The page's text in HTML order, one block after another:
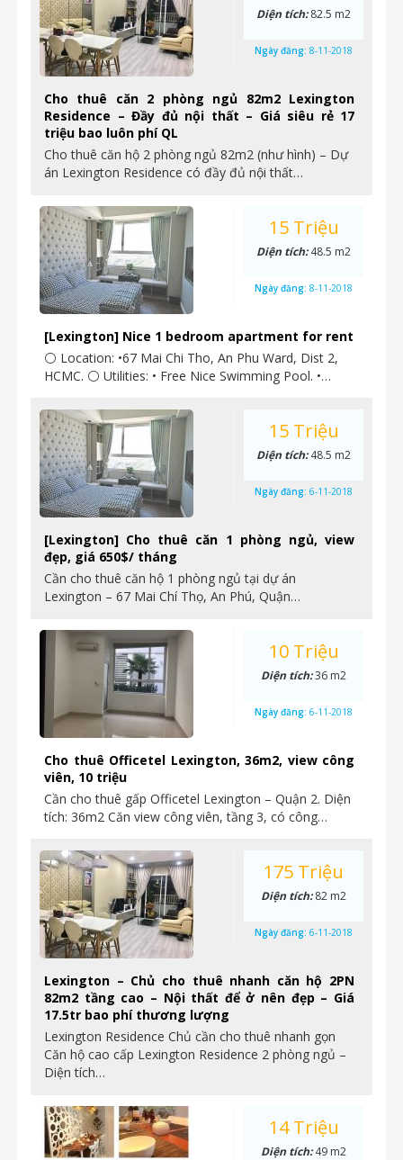
Cho thuê căn 2 phòng ngủ 82m2 Lexington
Residence – Đầy đủ nội thất – Giá siêu rẻ 17
triệu bao luôn phí QL
Cho thuê căn hộ 2 phòng ngủ 82m2 (như hình) – Dự
án Lexington Residence có đầy đủ nội thất…
Diện tích:82.5 m2
Ngày đăng: 8-11-2018
[Lexington] Nice 1 bedroom apartment for rent
⚪ Location: •67 Mai Chi Tho, An Phu Ward, Dist 2,
HCMC. ⚪ Utilities: • Free Nice Swimming Pool. •…
15 Triệu
Diện tích:48.5 m2
Ngày đăng: 8-11-2018
[Lexington] Cho thuê căn 1 phòng ngủ, view
đẹp, giá 650$/ tháng
Cần cho thuê căn hộ 1 phòng ngủ tại dự án
Lexington – 67 Mai Chí Thọ, An Phú, Quận…
15 Triệu
Diện tích:48.5 m2
Ngày đăng: 6-11-2018
Cho thuê Officetel Lexington, 36m2, view công
viên, 10 triệu
Cần cho thuê gấp Officetel Lexington – Quận 2. Diện
tích: 36m2 Căn view công viên, tầng 3, có công…
10 Triệu
Diện tích:36 m2
Ngày đăng: 6-11-2018
Lexington – Chủ cho thuê nhanh căn hộ 2PN
82m2 tầng cao – Nội thất để ở nên đẹp – Giá
17.5tr bao phí thương lượng
Lexington Residence Chủ cần cho thuê nhanh gọn
Căn hộ cao cấp Lexington Residence 2 phòng ngủ –
Diện tích…
175 Triệu
Diện tích:82 m2
Ngày đăng: 6-11-2018
14 Triệu
Diện tích:49 m2